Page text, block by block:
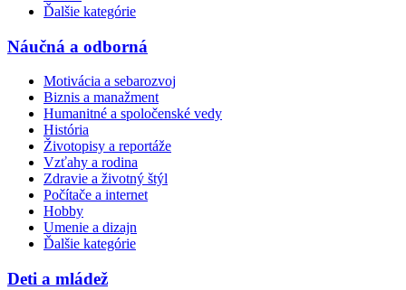
Ďalšie kategórie
Náučná a odborná
Motivácia a sebarozvoj
Biznis a manažment
Humanitné a spoločenské vedy
História
Životopisy a reportáže
Vzťahy a rodina
Zdravie a životný štýl
Počítače a internet
Hobby
Umenie a dizajn
Ďalšie kategórie
Deti a mládež